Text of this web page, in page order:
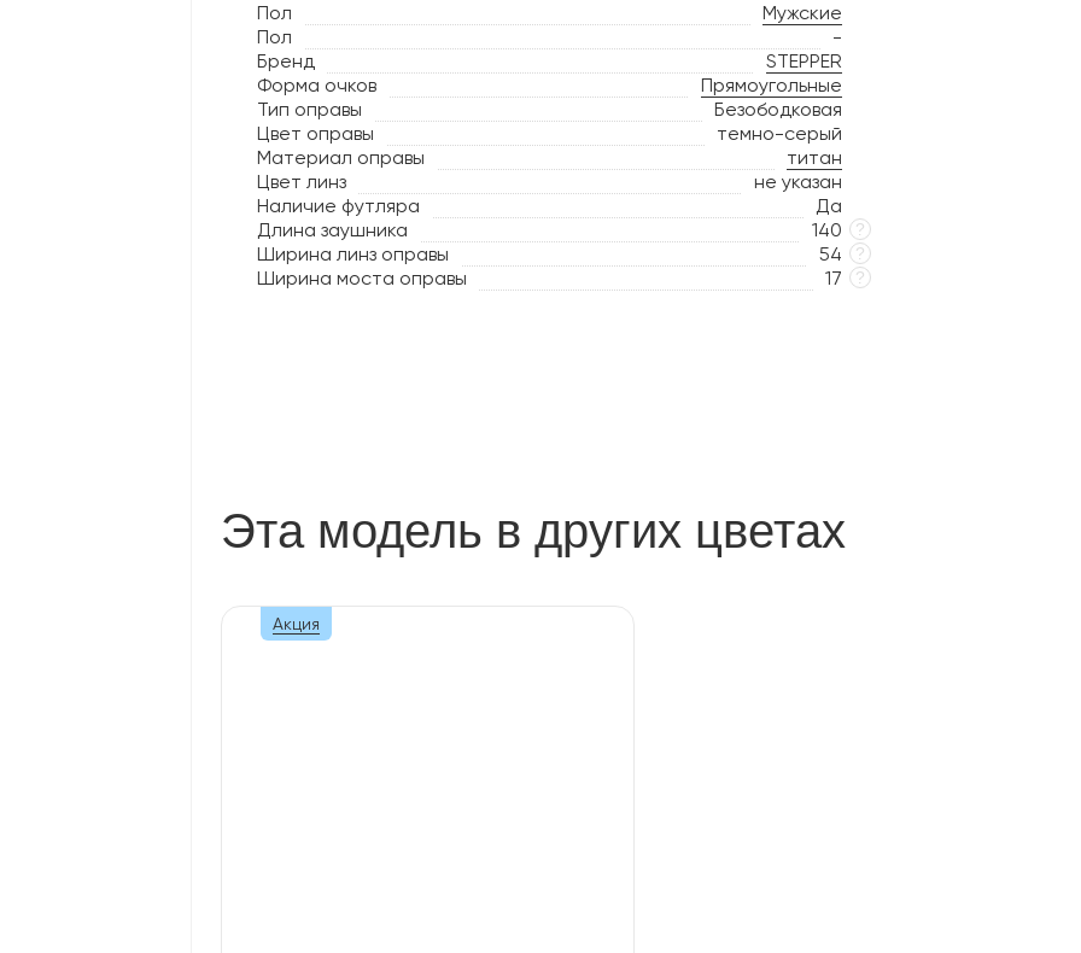
Пол
Мужские
Пол
-
Бренд
STEPPER
Форма очков
Прямоугольные
Тип оправы
Безободковая
Цвет оправы
темно-серый
Материал оправы
титан
Цвет линз
не указан
Наличие футляра
Да
Длина заушника
140 ?
Ширина линз оправы 54 ?
Ширина моста оправы 17 ?
Эта модель в других цветах
Акция